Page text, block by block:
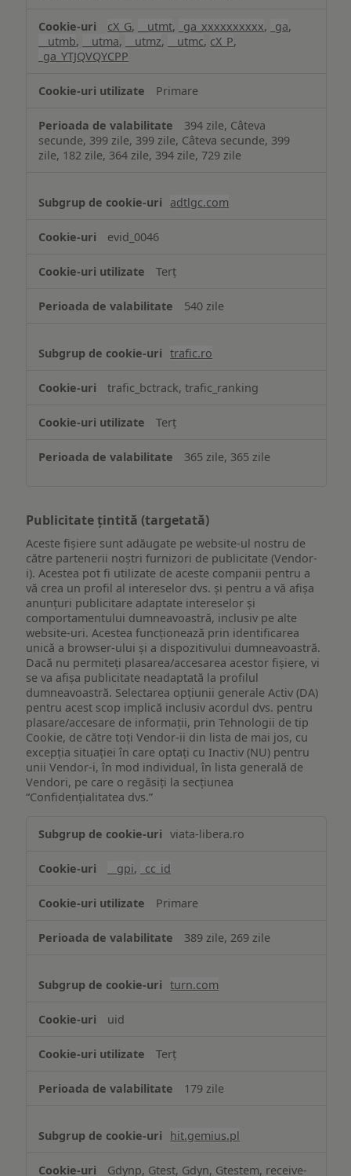
cX_G, __utmt, _ga_xxxxxxxxxx, _ga,
__utmb, __utma, __utmz, __utmc, cX_P,
_ga_YTJQVQYCPP
Primare
394 zile, Câteva
secunde, 399 zile, 399 zile, Câteva secunde, 399
zile, 182 zile, 364 zile, 394 zile, 729 zile
adtlgc.com
evid_0046
Terț
540 zile
trafic.ro
trafic_bctrack, trafic_ranking
Terț
365 zile, 365 zile
Publicitate țintită (targetată)
Aceste fișiere sunt adăugate pe website-ul nostru de
către partenerii noștri furnizori de publicitate (Vendor-
i). Acestea pot fi utilizate de aceste companii pentru a
vă crea un profil al intereselor dvs. și pentru a vă afișa
anunțuri publicitare adaptate intereselor și
comportamentului dumneavoastră, inclusiv pe alte
website-uri. Acestea funcționează prin identificarea
unică a browser-ului și a dispozitivului dumneavoastră.
Dacă nu permiteți plasarea/accesarea acestor fișiere, vi
se va afișa publicitate neadaptată la profilul
dumneavoastră. Selectarea opțiunii generale Activ (DA)
pentru acest scop implică inclusiv acordul dvs. pentru
plasare/accesare de informații, prin Tehnologii de tip
Cookie, de către toți Vendor-ii din lista de mai jos, cu
excepția situației în care optați cu Inactiv (NU) pentru
unii Vendor-i, în mod individual, în lista generală de
Vendori, pe care o regăsiți la secțiunea
“Confidențialitatea dvs.”
țintită
viata-libera.ro
__gpi, _cc_id
Primare
389 zile, 269 zile
turn.com
uid
Terț
179 zile
hit.gemius.pl
Gdynp, Gtest, Gdyn, Gtestem, receive-